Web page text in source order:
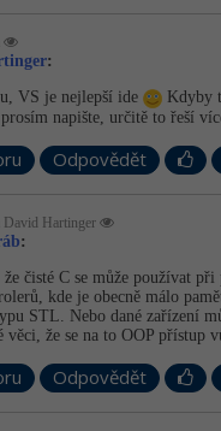
-25%
-30%
-80%
Dokumenty
After Effects
-80%
:
VS je nejlepší ide
Kdyby
napište, určitě to řeší
Odpovědět
David Hartinger
:
že čisté C se může používat
kde je obecně málo
STL. Nebo dané zařízení
věci, že se na to OOP přístup
Odpovědět